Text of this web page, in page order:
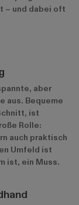
– und dabei oft
aber
aus. Bequeme
ist
Rolle:
auch praktisch
Umfeld ist
ist, ein Muss.